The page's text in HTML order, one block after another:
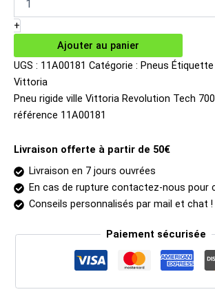
Pneu
rigide
ville
Revolution
Tech
noir
+
Ajouter au panier
UGS : 11A00181 Catégorie : Pneus Étiquette
Vittoria
Pneu rigide ville Vittoria Revolution Tech
référence 11A00181
Livraison offerte à partir de 50€
Livraison en 7 jours ouvrées
En cas de rupture contactez-nous pour
Conseils personnalisés par mail et chat !
Paiement sécurisée